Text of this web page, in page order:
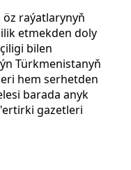
öz raýatlarynyň
etmekden doly
bilen
Türkmenistanyň
hem serhetden
barada anyk
gazetleri